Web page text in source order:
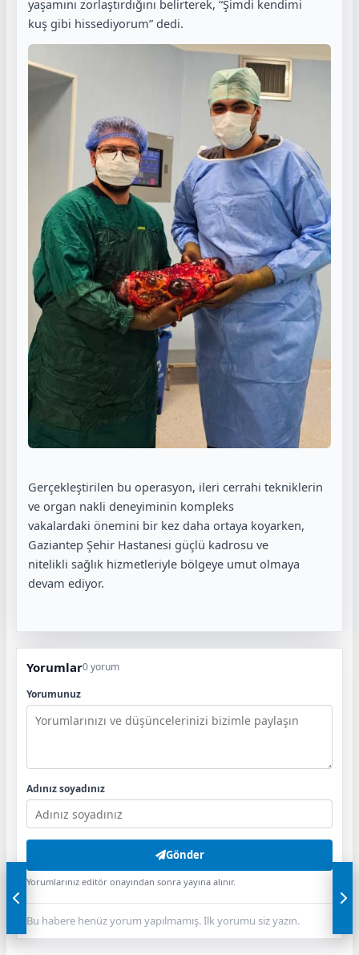
yaşamını zorlaştırdığını belirterek, “Şimdi kendimi
kuş gibi hissediyorum” dedi.
Gerçekleştirilen bu operasyon, ileri cerrahi tekniklerin
ve organ nakli deneyiminin kompleks
vakalardaki önemini bir kez daha ortaya koyarken,
Gaziantep Şehir Hastanesi güçlü kadrosu ve
nitelikli sağlık hizmetleriyle bölgeye umut olmaya
devam ediyor.
Yorumlar0 yorum
Yorumunuz
Adınız soyadınız
Gönder
Yorumlarınız editör onayından sonra yayına alınır.
Bu habere henüz yorum yapılmamış. İlk yorumu siz yazın.